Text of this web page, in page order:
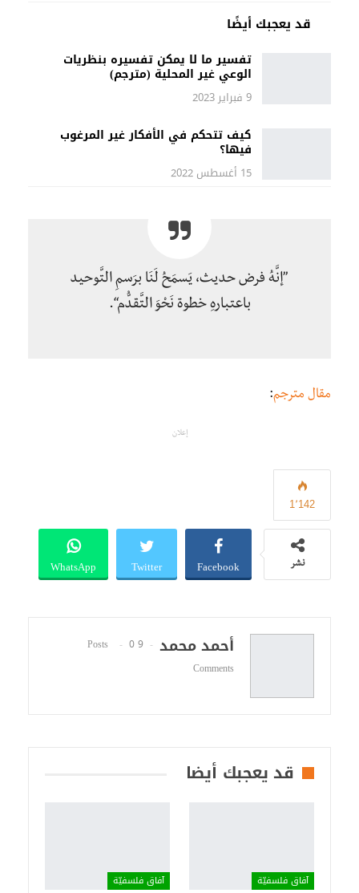
قد يعجبك أيضًا
تفسير ما لا يمكن تفسيره بنظريات
الوعي غير المحلية (مترجم)
9 فبراير 2023
كيف تتحكم في الأفكار غير المرغوب
فيها؟
15 أغسطس 2022
”إنَّهُ فرض حديث، يَسمَحُ لَنَا برَسمِ التَّوحيد
باعتبارهِ خطوة نَحْوَ التَّقدُّم“.
مقال مترجم:
إعلان
1٬142
نشر Facebook
Twitter
WhatsApp
أحمد محمد 9 Posts
0
Comments
قد يعجبك أيضا
آفاق فلسفيّة‎ آفاق فلسفيّة‎